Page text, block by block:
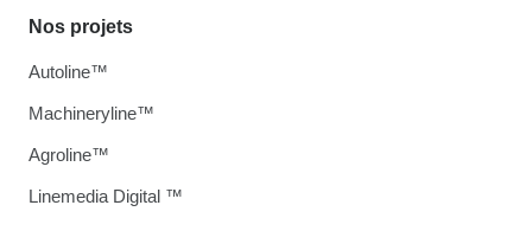
Nos projets
Autoline™
Machineryline™
Agroline™
Linemedia Digital ™